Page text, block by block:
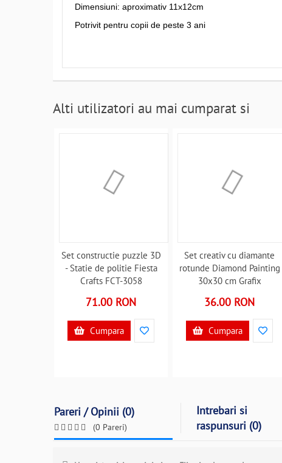
Dimensiuni: aproximativ 11x12cm
Potrivit pentru copii de peste 3 ani
Alti utilizatori au mai cumparat si
Set constructie puzzle 3D
- Statie de politie Fiesta
Crafts FCT-3058
71.00 RON
Cumpara
Set creativ cu diamante
rotunde Diamond Painting
30x30 cm Grafix
B39017896
36.00 RON
Cumpara
Pareri / Opinii (0)
(0 Pareri)
Intrebari si
raspunsuri (0)